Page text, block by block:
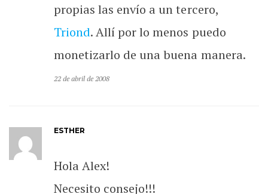
propias las envío a un tercero,
Triond. Allí por lo menos puedo
monetizarlo de una buena manera.
22 de abril de 2008
ESTHER
Hola Alex!
Necesito consejo!!!